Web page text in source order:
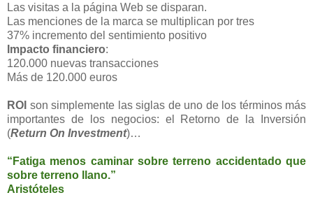
Las visitas a la página Web se disparan.
Las menciones de la marca se multiplican por tres
37% incremento del sentimiento positivo
Impacto financiero:
120.000 nuevas transacciones
Más de 120.000 euros
ROI son simplemente las siglas de uno de los términos más
importantes de los negocios: el Retorno de la Inversión
(Return On Investment)…
“Fatiga menos caminar sobre terreno accidentado que
sobre terreno llano.”
Aristóteles